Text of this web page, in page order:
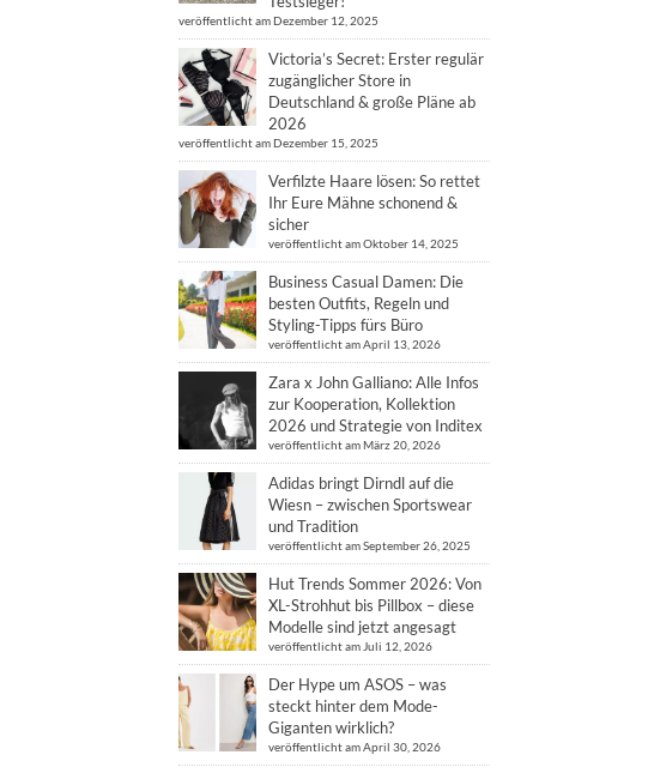
veröffentlicht am Dezember 12, 2025
Victoria’s Secret: Erster regulär
zugänglicher Store in
Deutschland & große Pläne ab
2026
veröffentlicht am Dezember 15, 2025
Verfilzte Haare lösen: So rettet
Ihr Eure Mähne schonend &
sicher
veröffentlicht am Oktober 14, 2025
Business Casual Damen: Die
besten Outfits, Regeln und
Styling-Tipps fürs Büro
veröffentlicht am April 13, 2026
Zara x John Galliano: Alle Infos
zur Kooperation, Kollektion
2026 und Strategie von Inditex
veröffentlicht am März 20, 2026
Adidas bringt Dirndl auf die
Wiesn – zwischen Sportswear
und Tradition
veröffentlicht am September 26, 2025
Hut Trends Sommer 2026: Von
XL-Strohhut bis Pillbox – diese
Modelle sind jetzt angesagt
veröffentlicht am Juli 12, 2026
Der Hype um ASOS – was
steckt hinter dem Mode-
Giganten wirklich?
veröffentlicht am April 30, 2026